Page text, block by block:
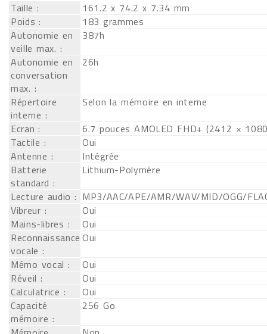
Taille :
161.2 x 74.2 x 7.34 mm
Poids :
183 grammes
Autonomie en
veille max. :
387h
Autonomie en
conversation
max. :
26h
Répertoire
interne :
Selon la mémoire en interne
Ecran :
6.7 pouces AMOLED FHD+ (2412 ×
Tactile :
Oui
Antenne :
Intégrée
Batterie
standard :
Lithium-Polymère
Lecture audio : MP3/AAC/APE/AMR/WAV/MID/OGG/
Vibreur :
Oui
Mains-libres :
Oui
Reconnaissance
vocale :
Oui
Mémo vocal :
Oui
Réveil :
Oui
Calculatrice :
Oui
Capacité
mémoire :
256 Go